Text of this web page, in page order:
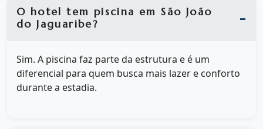
O hotel tem piscina em São João
do Jaguaribe?
Sim. A piscina faz parte da estrutura e é um
diferencial para quem busca mais lazer e conforto
durante a estadia.